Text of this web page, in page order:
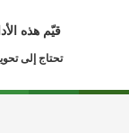
قيّم هذه
تحتاج إلى